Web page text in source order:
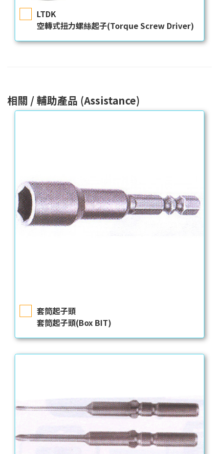
LTDK
空轉式扭力螺絲起子(Torque Screw Driver)
相關 / 輔助產品 (Assistance)
套筒起子頭
套筒起子頭(Box BIT)